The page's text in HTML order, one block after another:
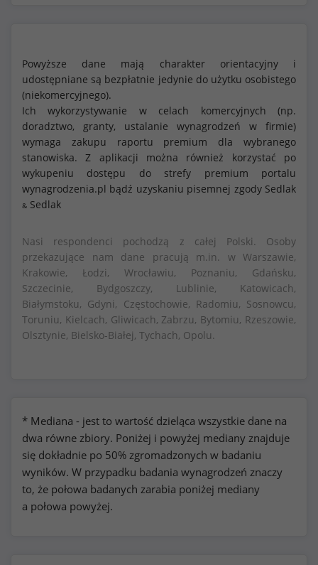
Powyższe dane mają charakter orientacyjny i
udostępniane są bezpłatnie jedynie do użytku osobistego
(niekomercyjnego).
Ich wykorzystywanie w celach komercyjnych (np.
doradztwo, granty, ustalanie wynagrodzeń w firmie)
wymaga zakupu raportu premium dla wybranego
stanowiska. Z aplikacji można również korzystać po
wykupeniu dostępu do strefy premium portalu
wynagrodzenia.pl bądź uzyskaniu pisemnej zgody Sedlak
& Sedlak
Nasi respondenci pochodzą z całej Polski. Osoby
przekazujące nam dane pracują m.in. w Warszawie,
Krakowie, Łodzi, Wrocławiu, Poznaniu, Gdańsku,
Szczecinie, Bydgoszczy, Lublinie, Katowicach,
Białymstoku, Gdyni, Częstochowie, Radomiu, Sosnowcu,
Toruniu, Kielcach, Gliwicach, Zabrzu, Bytomiu, Rzeszowie,
Olsztynie, Bielsko-Białej, Tychach, Opolu.
* Mediana - jest to wartość dzieląca wszystkie dane na
dwa równe zbiory. Poniżej i powyżej mediany znajduje
się dokładnie po 50% zgromadzonych w badaniu
wyników. W przypadku badania wynagrodzeń znaczy
to, że połowa badanych zarabia poniżej mediany
a połowa powyżej.